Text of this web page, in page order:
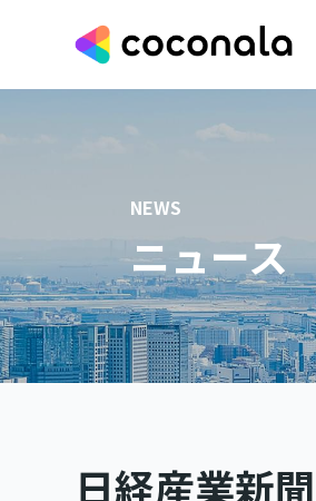
NEWS
ニュース
日経産業新